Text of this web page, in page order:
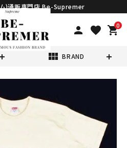
)通販専門店 Be-Supremer
person favorite 0
shopping_cart
view_module BRAND